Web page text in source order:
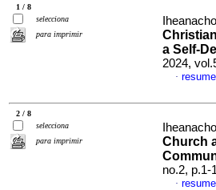
1 / 8
selecciona
para imprimir
a Self-
2024,
·
2 / 8
selecciona
para imprimir
Church
no.2, p.1-
·